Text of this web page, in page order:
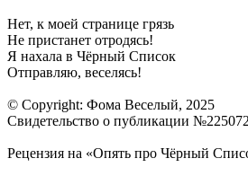
Нет, к моей странице грязь
Не пристанет отродясь!
Я нахала в Чёрный Список
Отправляю, веселясь!
© Copyright: Фома Веселый, 2025
Свидетельство о публикации
Рецензия на «Опять про Чёрный